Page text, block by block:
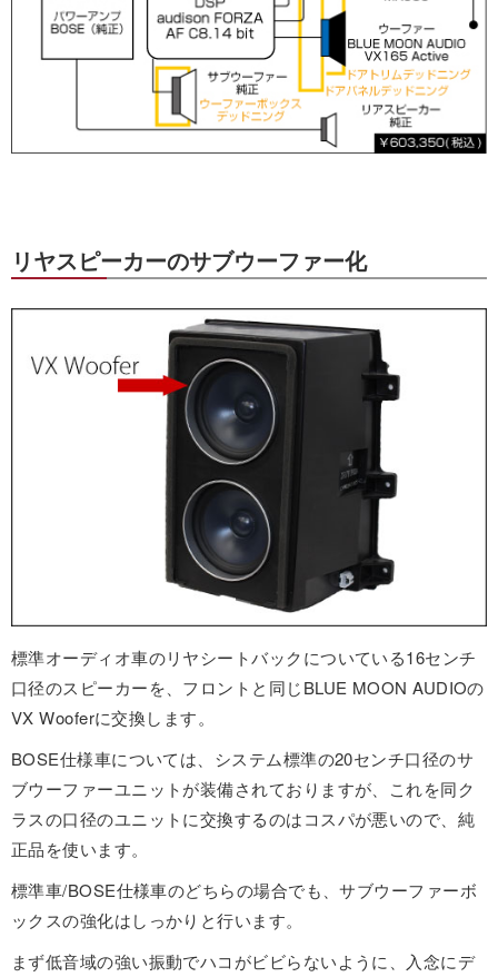
リヤスピーカーのサブウーファー化
標準オーディオ車のリヤシートバックについている16センチ
口径のスピーカーを、フロントと同じBLUE MOON AUDIOの
VX Wooferに交換します。
BOSE仕様車については、システム標準の20センチ口径のサ
ブウーファーユニットが装備されておりますが、これを同ク
ラスの口径のユニットに交換するのはコスパが悪いので、純
正品を使います。
標準車/BOSE仕様車のどちらの場合でも、サブウーファーボ
ックスの強化はしっかりと行います。
まず低音域の強い振動でハコがビビらないように、入念にデ